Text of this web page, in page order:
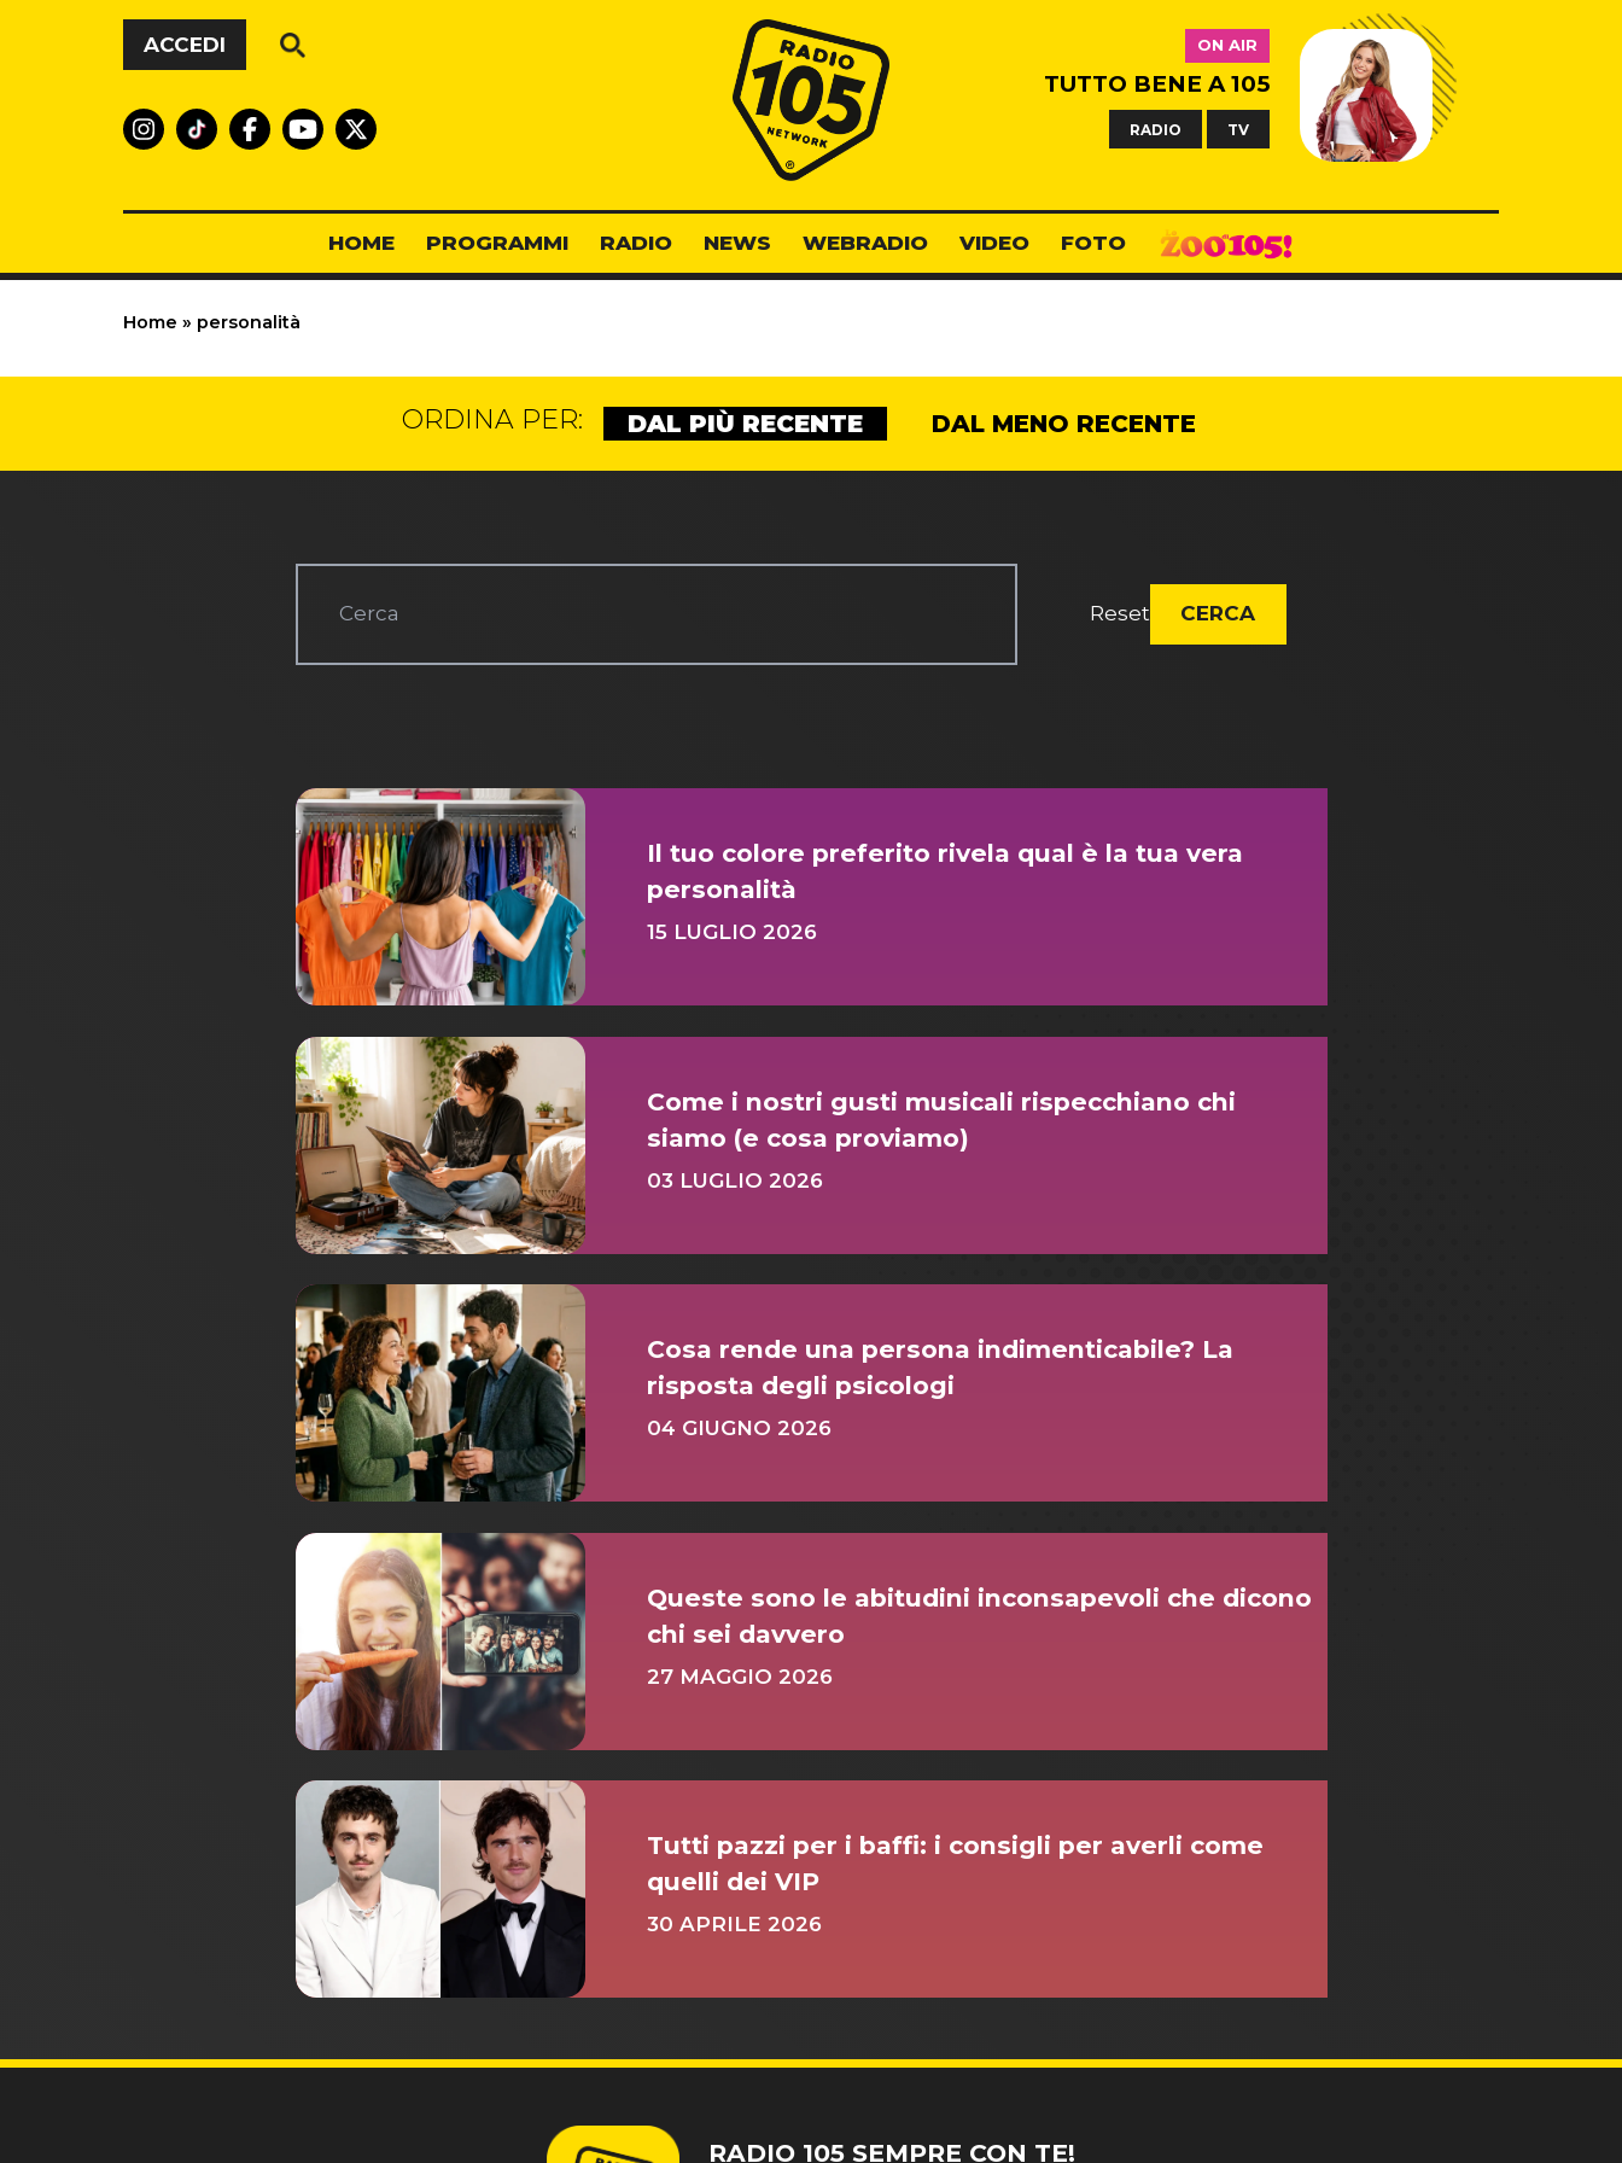
Vai al contenuto
ACCEDI
Radio 105
ON AIR
TUTTO BENE A 105
RADIO TV
HOME PROGRAMMI RADIO NEWS WEBRADIO VIDEO FOTO
Home » personalità
ORDINA PER: DAL PIÙ RECENTE DAL MENO RECENTE
Reset CERCA
Il tuo colore preferito rivela qual è la tua vera
personalità
15 LUGLIO 2026
Come i nostri gusti musicali rispecchiano chi
siamo (e cosa proviamo)
03 LUGLIO 2026
Cosa rende una persona indimenticabile? La
risposta degli psicologi
04 GIUGNO 2026
Queste sono le abitudini inconsapevoli che dicono
chi sei davvero
27 MAGGIO 2026
Tutti pazzi per i baffi: i consigli per averli come
quelli dei VIP
30 APRILE 2026
RADIO 105 SEMPRE CON TE!